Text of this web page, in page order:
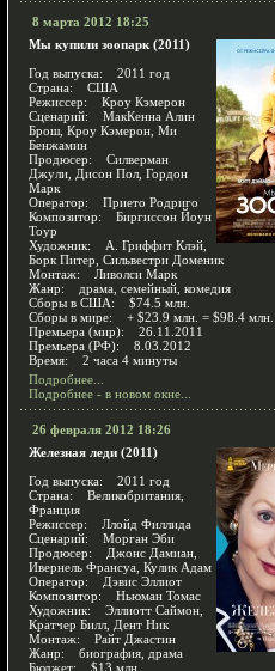
8 марта 2012 18:25
Мы купили зоопарк (2011)
Год выпуска: 2011 год
Страна: США
Режиссер: Кроу Кэмерон
Сценарий: МакКенна Алин
Брош, Кроу Кэмерон, Ми
Бенжамин
Продюсер: Силверман
Джули, Дисон Пол, Гордон
Марк
Оператор: Прието Родриго
Композитор: Биргиссон Йоун
Тоур
Художник: А. Гриффит Клэй,
Борк Питер, Сильвестри Доменик
Монтаж: Ливолси Марк
Жанр: драма, семейный, комедия
Сборы в США: $74.5 млн.
Сборы в мире: + $23.9 млн. = $98.4 млн.
Премьера (мир): 26.11.2011
Премьера (РФ): 8.03.2012
Время: 2 часа 4 минуты
Подробнее...
Подробнее - в новом окне...
26 февраля 2012 18:26
Железная леди (2011)
Год выпуска: 2011 год
Страна: Великобритания,
Франция
Режиссер: Ллойд Филлида
Сценарий: Морган Эби
Продюсер: Джонс Дамиан,
Ивернель Франсуа, Кулик Адам
Оператор: Дэвис Эллиот
Композитор: Ньюман Томас
Художник: Эллиотт Саймон,
Кратчер Билл, Дент Ник
Монтаж: Райт Джастин
Жанр: биография, драма
Бюджет: $13 млн.